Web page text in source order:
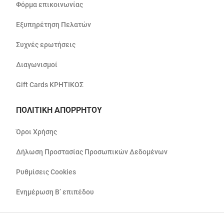
Φόρμα επικοινωνίας
Εξυπηρέτηση Πελατών
Συχνές ερωτήσεις
Διαγωνισμοί
Gift Cards ΚΡΗΤΙΚΟΣ
ΠΟΛΙΤΙΚΗ ΑΠΟΡΡΗΤΟΥ
Όροι Χρήσης
Δήλωση Προστασίας Προσωπικών Δεδομένων
Ρυθμίσεις Cookies
Ενημέρωση Β’ επιπέδου